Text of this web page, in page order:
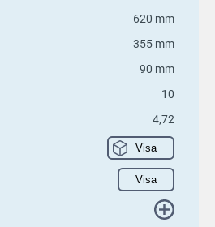
620 mm
355 mm
90 mm
10
4,72
Visa
Visa